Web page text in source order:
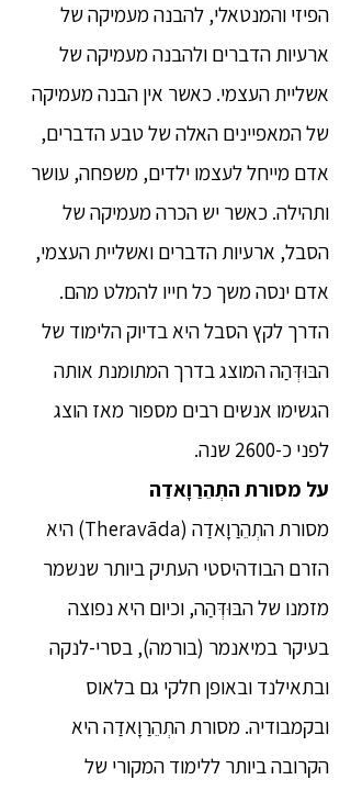
הפיזי והמנטאלי, להבנה מעמיקה של
ארעיות הדברים ולהבנה מעמיקה של
אשליית העצמי. כאשר אין הבנה מעמיקה
של המאפיינים האלה של טבע הדברים,
אדם מייחל לעצמו ילדים, משפחה, עושר
ותהילה. כאשר יש הכרה מעמיקה של
הסבל, ארעיות הדברים ואשליית העצמי,
אדם ינסה משך כל חייו להמלט מהם.
הדרך לקץ הסבל היא בדיוק הלימוד של
הבּוּדְּהַה המוצג בדרך המתומנת אותה
הגשימו אנשים רבים מספור מאז הוצג
לפני כ-2600 שנה.
על מסורת התְהֵרַוָאדַה
מסורת התְהֵרַוָאדַה (Theravāda) היא
הזרם הבודהיסטי העתיק ביותר שנשמר
מזמנו של הבּוּדְּהַה, וכיום היא נפוצה
בעיקר במיאנמר (בורמה), בסרי-לנקה
ובתאילנד ובאופן חלקי גם בלאוס
ובקמבודיה. מסורת התְהֵרַוָאדַה היא
הקרובה ביותר ללימוד המקורי של